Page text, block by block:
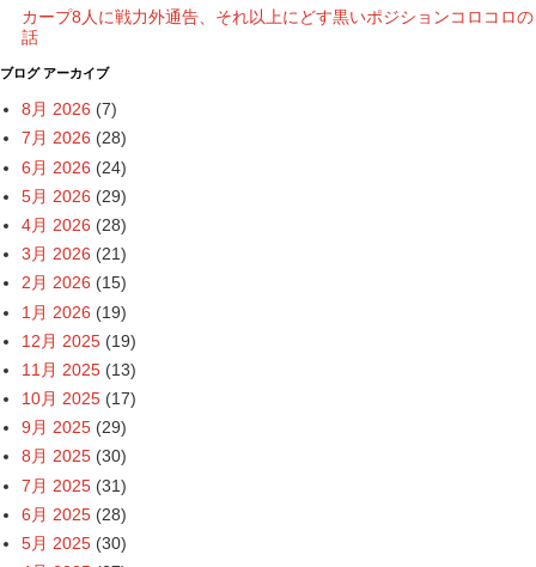
カープ8人に戦力外通告、それ以上にどす黒いポジションコロコロの
話
ブログ アーカイブ
8月 2026 (7)
7月 2026 (28)
6月 2026 (24)
5月 2026 (29)
4月 2026 (28)
3月 2026 (21)
2月 2026 (15)
1月 2026 (19)
12月 2025 (19)
11月 2025 (13)
10月 2025 (17)
9月 2025 (29)
8月 2025 (30)
7月 2025 (31)
6月 2025 (28)
5月 2025 (30)